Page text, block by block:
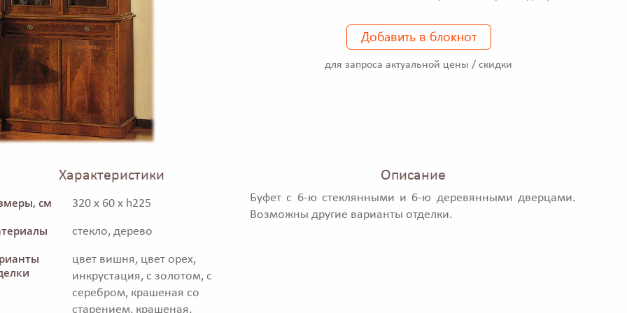
Добавить в блокнот
для запроса актуальной цены / скидки
Характеристики
см 320 x 60 x h225
стекло, дерево
цвет вишня, цвет орех,
инкрустация, с золотом, с
серебром, крашеная со
старением, крашеная,
Описание
Буфет с 6-ю стеклянными и 6-ю деревянными дверцами.
Возможны другие варианты отделки.